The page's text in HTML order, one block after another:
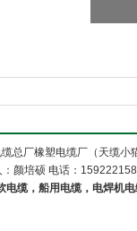
总厂橡塑电缆厂（天缆
：颜培硕 电话：
电缆，船用电缆，电焊机